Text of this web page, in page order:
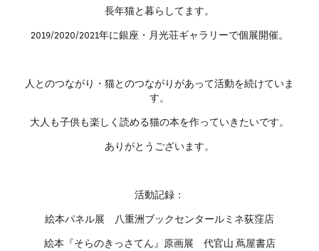
長年猫と暮らしてます。
2019/2020/2021年に銀座・月光荘ギャラリーで個展開催。
人とのつながり・猫とのつながりがあって活動を続けていま
す。
大人も子供も楽しく読める猫の本を作っていきたいです。
ありがとうございます。
活動記録：
絵本パネル展 八重洲ブックセンタールミネ荻窪店
絵本『そらのきっさてん』原画展 代官山 蔦屋書店